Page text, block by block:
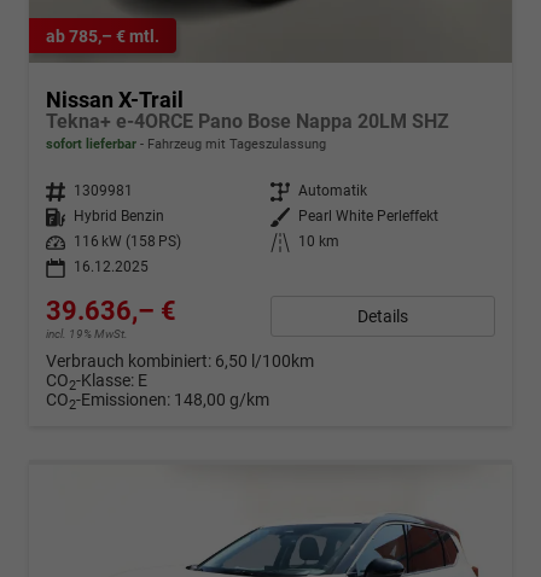
ab 785,– € mtl.
Nissan X-Trail
Tekna+ e-4ORCE Pano Bose Nappa 20LM SHZ
sofort lieferbar Fahrzeug mit Tageszulassung
Fahrzeugnr. 1309981 Getriebe Automatik
Kraftstoff
Hybrid Benzin Außenfarbe
Pearl White Perleffekt
Leistung
116 kW (158 PS) Kilometerstand
10 km
16.12.2025
39.636,– €
incl. 19% MwSt.
Details
Verbrauch kombiniert: 6,50 l/100km
CO2-Klasse: E
CO2-Emissionen: 148,00 g/km